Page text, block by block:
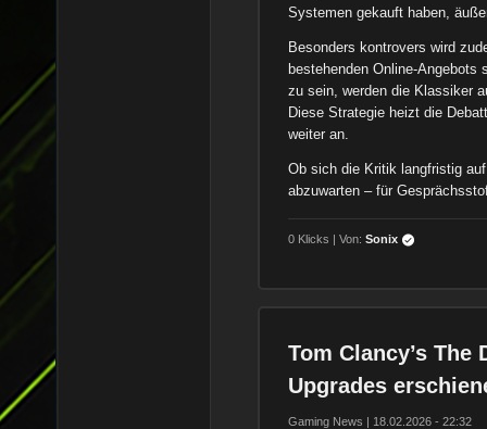
Systemen gekauft haben,
Besonders kontrovers wird
bestehenden Online-
zu sein, werden die Klassiker
Diese Strategie heizt die
weiter an.
Ob sich die Kritik langfristig
abzuwarten – für
0 Klicks | Von:Sonix
Tom Clancy’s
Upgrades
Gaming News | 18.02.2026 - 22:32